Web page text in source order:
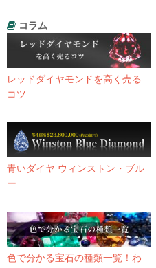
コラム
レッドダイヤモンドを高く売る
コツ
青いダイヤ ウィンストン・ブル
ー
色で分かる宝石の種類一覧！わ